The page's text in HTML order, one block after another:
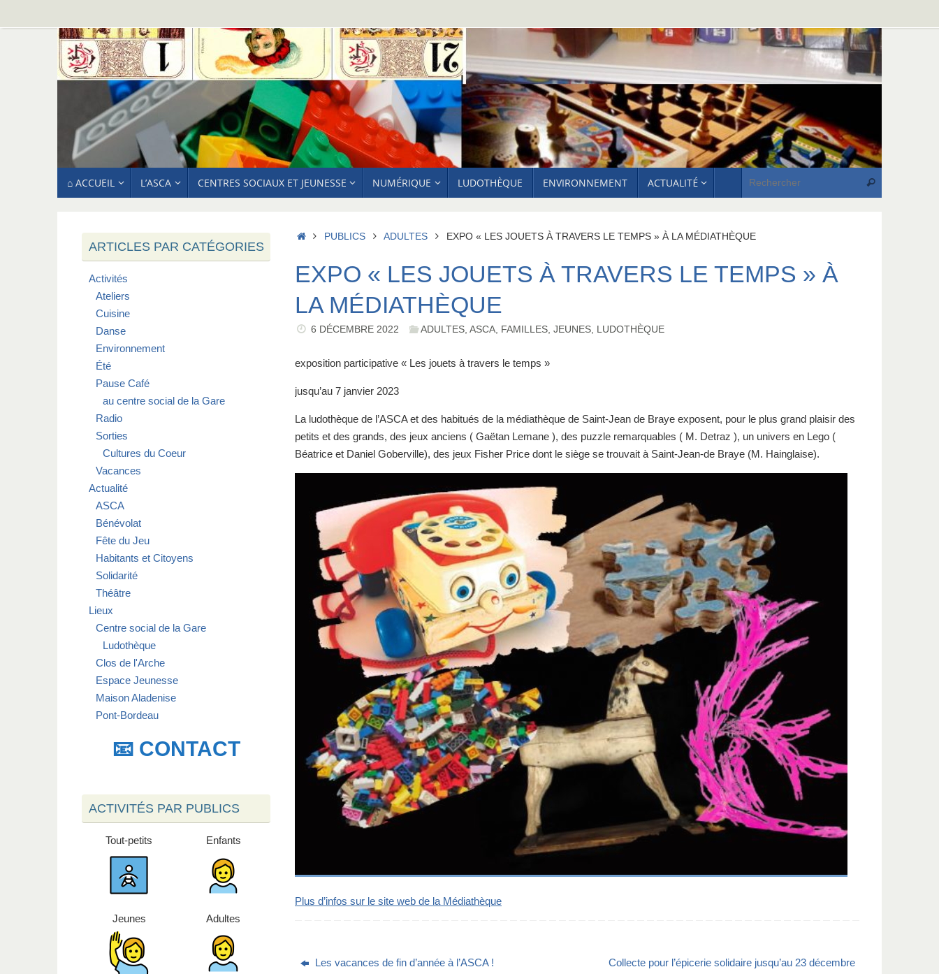
au
AU⌂ ACCUEIL L’ASCA CENTRES SOCIAUX ET JEUNESSE NUMÉRIQUE LUDOTHÈQUE ENVIRONNEMENT ACTUALITÉ Rechercher
ACCUEIL
PUBLICS ADULTES EXPO « LES JOUETS À TRAVERS LE TEMPS » À LA MÉDIATHÈQUE
EXPO « LES JOUETS À TRAVERS LE TEMPS » À
LA MÉDIATHÈQUE
6 DÉCEMBRE 2022 ADULTES,ASCA, FAMILLES,JEUNES, LUDOTHÈQUE
exposition participative « Les jouets à travers le temps »
jusqu’au 7 janvier 2023
La ludothèque de l’ASCA et des habitués de la médiathèque de Saint-Jean de Braye exposent, pour le plus grand plaisir des
petits et des grands, des jeux anciens ( Gaëtan Lemane ), des puzzle remarquables ( M. Detraz ), un univers en Lego (
Béatrice et Daniel Goberville), des jeux Fisher Price dont le siège se trouvait à Saint-Jean-de Braye (M. Hainglaise).
Plus d’infos sur le site web de la Médiathèque
Les vacances de fin d’année à l’ASCA ! Collecte pour l’épicerie solidaire jusqu’au 23 décembre
ARTICLES PAR CATÉGORIES
Activités
Ateliers
Cuisine
Danse
Environnement
Été
Pause Café
au centre social de la Gare
Radio
Sorties
Cultures du Coeur
Vacances
Actualité
ASCA
Bénévolat
Fête du Jeu
Habitants et Citoyens
Solidarité
Théâtre
Lieux
Centre social de la Gare
Ludothèque
Clos de l'Arche
Espace Jeunesse
Maison Aladenise
Pont-Bordeau
📧 CONTACT
ACTIVITÉS PAR PUBLICS
Tout-petits Enfants
Jeunes Adultes